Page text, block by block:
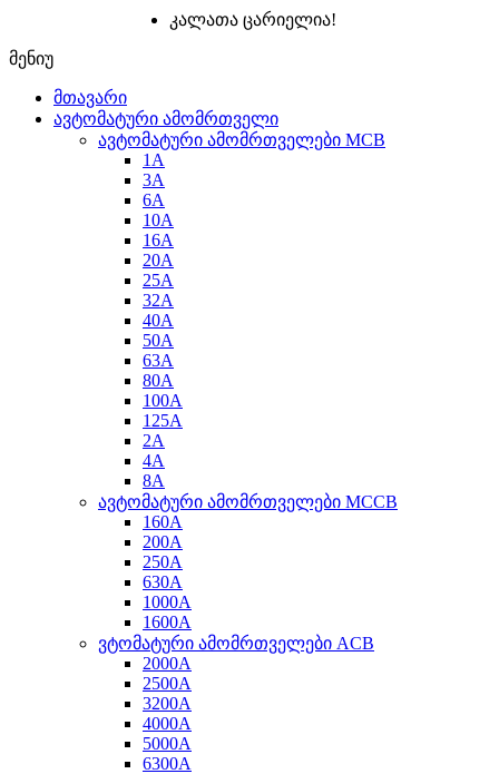
კალათა ცარიელია!
მენიუ
მთავარი
ავტომატური ამომრთველი
ავტომატური ამომრთველები MCB
1A
3A
6A
10A
16A
20A
25А
32A
40A
50A
63A
80A
100A
125A
2A
4A
8A
ავტომატური ამომრთველები MCCB
160A
200A
250A
630A
1000A
1600A
ვტომატური ამომრთველები ACB
2000A
2500A
3200A
4000A
5000A
6300A